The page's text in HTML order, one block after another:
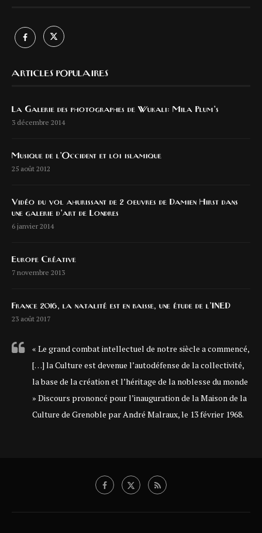
ARTICLES POPULAIRES
La Galerie des photographes de Wukali: Mila Plum’s
3 décembre 2014
Musique de l’Occident et loi islamique
25 août 2012
Vidéo du vol ahurissant de 2 oeuvres de Damien Hirst dans
une galerie d’art de Londres
6 janvier 2014
Europe Créative
7 novembre 2013
France 2016, la natalité est en baisse, une étude de l’INED
23 août 2017
« Le grand combat intellectuel de notre siècle a commencé,
[…] la Culture est devenue l’autodéfense de la collectivité,
la base de la création et l’héritage de la noblesse du monde
» Discours prononcé pour l’inauguration de la Maison de la
Culture de Grenoble par André Malraux, le 13 février 1968.